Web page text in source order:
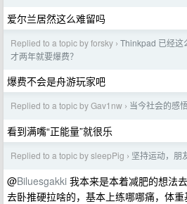
爱尔兰居然这么难留吗
Replied to a topic by forsky › Thinkpad 已经这
才两年就要爆费？
爆费不会是舟游玩家吧
Replied to a topic by Gav1nw › 当今社会的感
看到满嘴“正能量”就很乐
Replied to a topic by sleepPig › 坚持运动，朋
@Biluesgakki 我本来是本着减肥的想法
去卧推硬拉啥的，基本上练哪哪痛，体